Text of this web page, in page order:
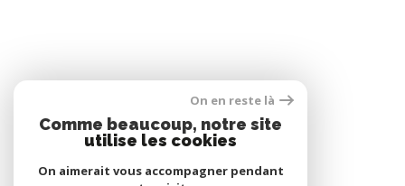
On en reste là
Comme beaucoup, notre site
utilise les cookies
On aimerait vous accompagner pendant